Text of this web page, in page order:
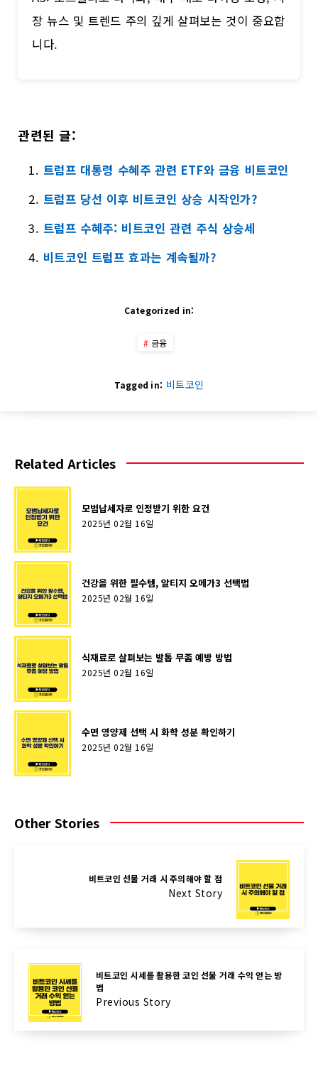
장 뉴스 및 트렌드 주의 깊게 살펴보는 것이 중요합
니다.
관련된 글:
트럼프 대통령 수혜주 관련 ETF와 금융 비트코인
트럼프 당선 이후 비트코인 상승 시작인가?
트럼프 수혜주: 비트코인 관련 주식 상승세
비트코인 트럼프 효과는 계속될까?
Categorized in:
금융
Tagged in: 비트코인
Related Articles
모범납세자로 인정받기 위한 요건
2025년 02월 16일
건강을 위한 필수템, 알티지 오메가3 선택법
2025년 02월 16일
식재료로 살펴보는 발톱 무좀 예방 방법
2025년 02월 16일
수면 영양제 선택 시 화학 성분 확인하기
2025년 02월 16일
Other Stories
비트코인 선물 거래 시 주의해야 할 점
Next Story
비트코인 시세를 활용한 코인 선물 거래 수익 얻는 방
법
Previous Story